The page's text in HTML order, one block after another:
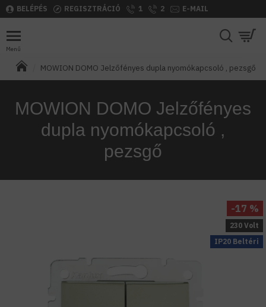
BELÉPÉS REGISZTRÁCIÓ 1 2 E-MAIL
MOWION DOMO Jelzőfényes dupla nyomókapcsoló , pezsgő
MOWION DOMO Jelzőfényes
dupla nyomókapcsoló ,
pezsgő
IP20 Beltéri
230 Volt
-17 %